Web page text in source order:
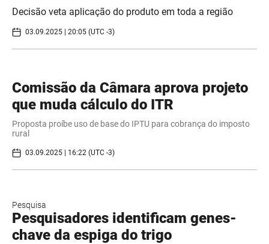
Decisão veta aplicação do produto em toda a região
03.09.2025 | 20:05 (UTC -3)
Comissão da Câmara aprova projeto
que muda cálculo do ITR
Proposta proíbe uso de base do IPTU para cobrança do imposto
rural
03.09.2025 | 16:22 (UTC -3)
Pesquisa
Pesquisadores identificam genes-
chave da espiga do trigo